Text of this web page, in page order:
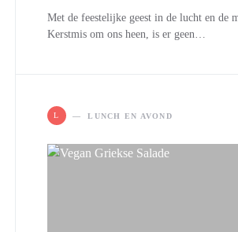
Met de feestelijke geest in de lucht en de
Kerstmis om ons heen, is er geen…
L LUNCH EN AVOND